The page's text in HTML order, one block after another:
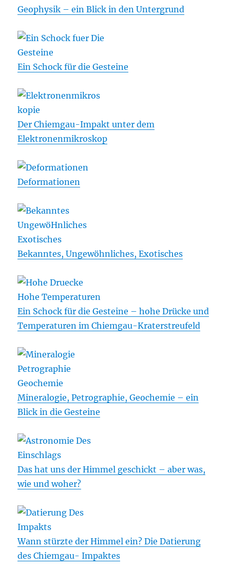
Geophysik – ein Blick in den Untergrund
Ein Schock für die Gesteine
Der Chiemgau-Impakt unter dem
Elektronenmikroskop
Deformationen
Bekanntes, Ungewöhnliches, Exotisches
Ein Schock für die Gesteine – hohe Drücke und
Temperaturen im Chiemgau-Kraterstreufeld
Mineralogie, Petrographie, Geochemie – ein
Blick in die Gesteine
Das hat uns der Himmel geschickt – aber was,
wie und woher?
Wann stürzte der Himmel ein? Die Datierung
des Chiemgau- Impaktes